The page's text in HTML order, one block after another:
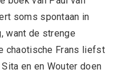
soms spontaan in
want de strenge
chaotische Frans liefst
en en Wouter doen